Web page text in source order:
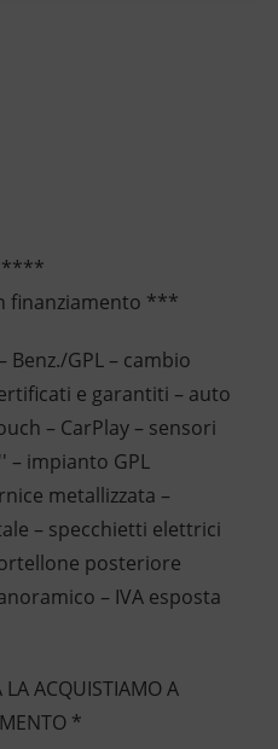
finanziamento ***
Benz./GPL – cambio
e garantiti – auto
– CarPlay – sensori
– impianto GPL
metallizzata –
– specchietti elettrici
posteriore
– IVA esposta
ACQUISTIAMO A
*